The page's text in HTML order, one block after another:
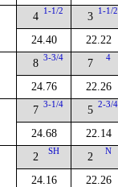
4 1-1/2
24.40
3 1-1/2
22.22
8 3-3/4
24.76
7 4
22.26
7 3-1/4
24.68
5 2-3/4
22.14
2 SH
24.16
2 N
22.26